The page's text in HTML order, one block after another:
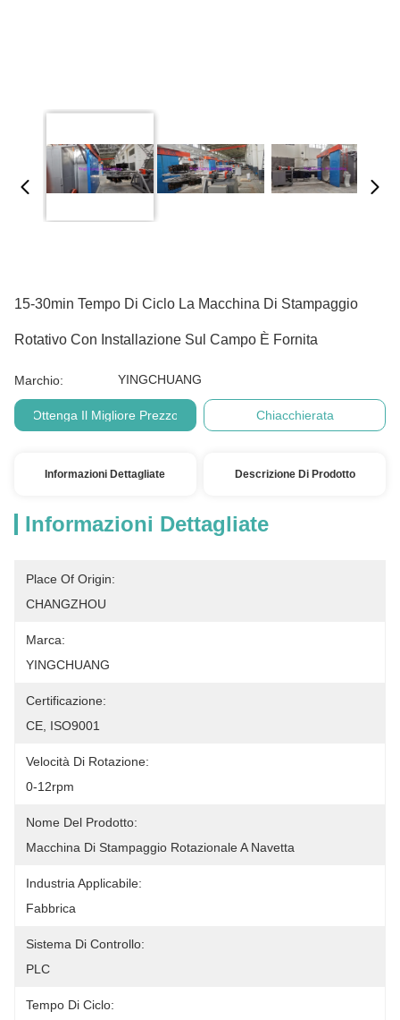
15-30min Tempo Di Ciclo La Macchina Di Stampaggio
Rotativo Con Installazione Sul Campo È Fornita
Marchio: YINGCHUANG
Ottenga Il Migliore Prezzo Chiacchierata
Informazioni Dettagliate Descrizione Di Prodotto
Informazioni Dettagliate
Place Of Origin:
CHANGZHOU
Marca:
YINGCHUANG
Certificazione:
CE, ISO9001
Velocità Di Rotazione:
0-12rpm
Nome Del Prodotto:
Macchina Di Stampaggio Rotazionale A Navetta
Industria Applicabile:
Fabbrica
Sistema Di Controllo:
PLC
Tempo Di Ciclo: